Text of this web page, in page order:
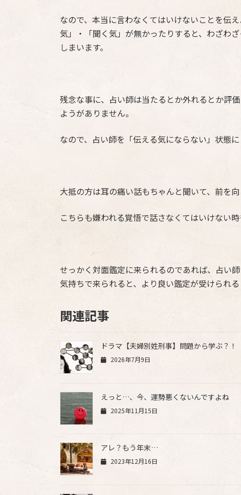
なので、本当に言わなくてはいけないことを伝
気」・「聞く気」が無かったりすると、わざわ
しまいます。
残念な事に、占い師は当たるとか外れるとか評
ようがありません。
なので、占い師を「伝える気にならない」状態
大抵の方は耳の痛い話もちゃんと聞いて、前を向
こちらも嫌われる覚悟で話さなくてはいけない時
せっかく対面鑑定に来られるのであれば、占い
気持ちで来られると、より良い鑑定が受けられる
関連記事
ドラマ【夫婦別姓刑事】問題から学ぶ？！
2026年7月9日
えっと…、今、運勢悪くないんですよね
2025年11月15日
アレ？もう年末…
2023年12月16日